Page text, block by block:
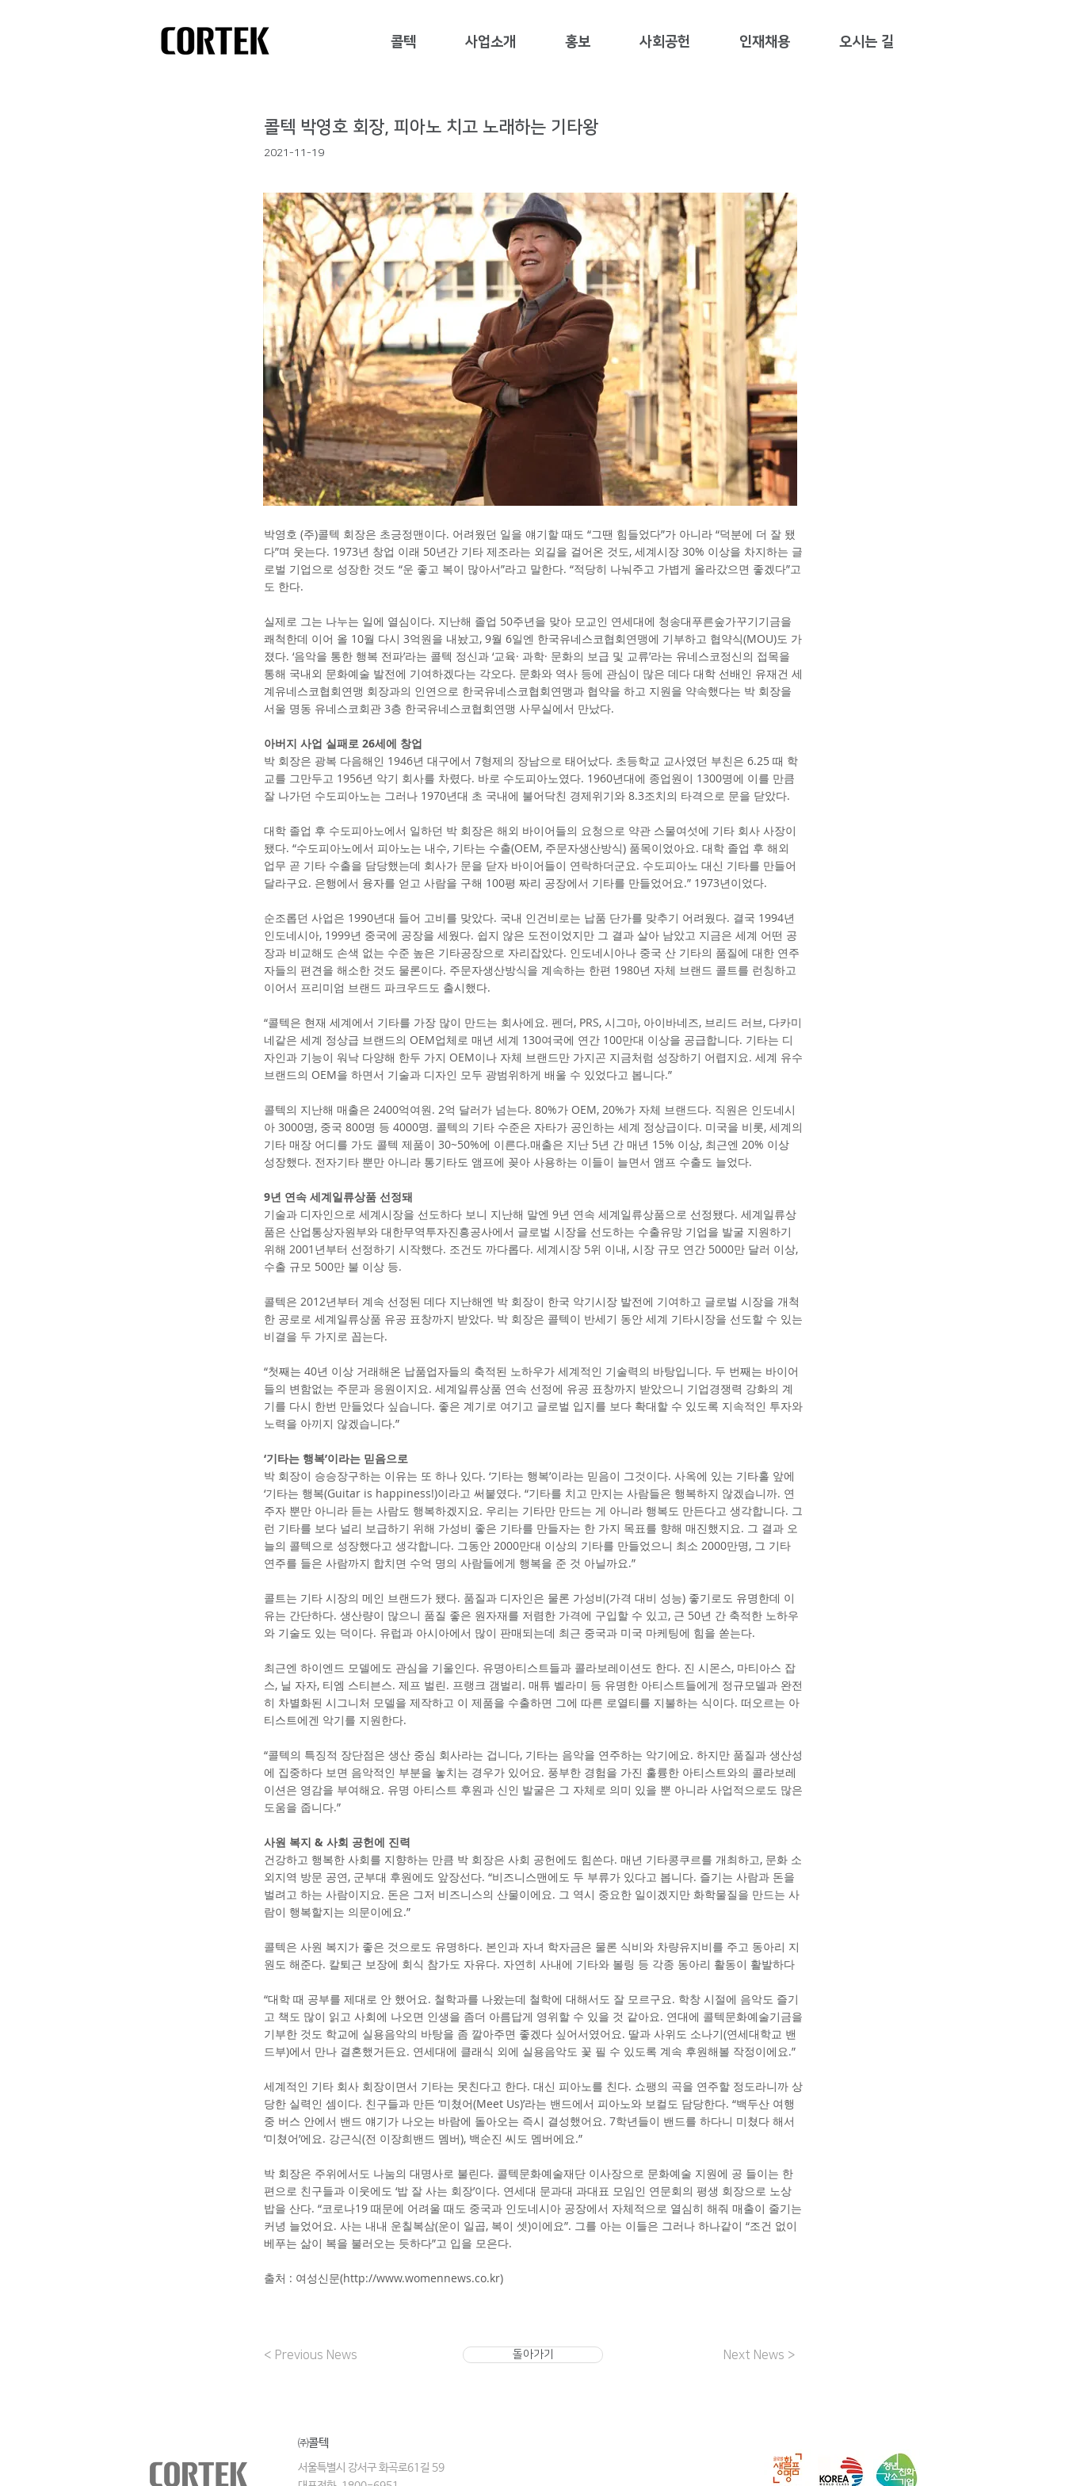
콜텍 사업소개 홍보 사회공헌 인재채용 오시는 길
콜텍 박영호 회장, 피아노 치고 노래하는 기타왕
2021-11-19
박영호 (주)콜텍 회장은 초긍정맨이다. 어려웠던 일을 얘기할 때도 “그땐 힘들었다”가 아니라 “덕분에 더 잘 됐
다”며 웃는다. 1973년 창업 이래 50년간 기타 제조라는 외길을 걸어온 것도, 세계시장 30% 이상을 차지하는 글
로벌 기업으로 성장한 것도 “운 좋고 복이 많아서”라고 말한다. “적당히 나눠주고 가볍게 올라갔으면 좋겠다”고
도 한다.
실제로 그는 나누는 일에 열심이다. 지난해 졸업 50주년을 맞아 모교인 연세대에 청송대푸른숲가꾸기기금을
쾌척한데 이어 올 10월 다시 3억원을 내놨고, 9월 6일엔 한국유네스코협회연맹에 기부하고 협약식(MOU)도 가
졌다. ‘음악을 통한 행복 전파’라는 콜텍 정신과 ‘교육· 과학· 문화의 보급 및 교류’라는 유네스코정신의 접목을
통해 국내외 문화예술 발전에 기여하겠다는 각오다. 문화와 역사 등에 관심이 많은 데다 대학 선배인 유재건 세
계유네스코협회연맹 회장과의 인연으로 한국유네스코협회연맹과 협약을 하고 지원을 약속했다는 박 회장을
서울 명동 유네스코회관 3층 한국유네스코협회연맹 사무실에서 만났다.
아버지 사업 실패로 26세에 창업
박 회장은 광복 다음해인 1946년 대구에서 7형제의 장남으로 태어났다. 초등학교 교사였던 부친은 6.25 때 학
교를 그만두고 1956년 악기 회사를 차렸다. 바로 수도피아노였다. 1960년대에 종업원이 1300명에 이를 만큼
잘 나가던 수도피아노는 그러나 1970년대 초 국내에 불어닥친 경제위기와 8.3조치의 타격으로 문을 닫았다.
대학 졸업 후 수도피아노에서 일하던 박 회장은 해외 바이어들의 요청으로 약관 스물여섯에 기타 회사 사장이
됐다. “수도피아노에서 피아노는 내수, 기타는 수출(OEM, 주문자생산방식) 품목이었아요. 대학 졸업 후 해외
업무 곧 기타 수출을 담당했는데 회사가 문을 닫자 바이어들이 연락하더군요. 수도피아노 대신 기타를 만들어
달라구요. 은행에서 융자를 얻고 사람을 구해 100평 짜리 공장에서 기타를 만들었어요.” 1973년이었다.
순조롭던 사업은 1990년대 들어 고비를 맞았다. 국내 인건비로는 납품 단가를 맞추기 어려웠다. 결국 1994년
인도네시아, 1999년 중국에 공장을 세웠다. 쉽지 않은 도전이었지만 그 결과 살아 남았고 지금은 세계 어떤 공
장과 비교해도 손색 없는 수준 높은 기타공장으로 자리잡았다. 인도네시아나 중국 산 기타의 품질에 대한 연주
자들의 편견을 해소한 것도 물론이다. 주문자생산방식을 계속하는 한편 1980년 자체 브랜드 콜트를 런칭하고
이어서 프리미엄 브랜드 파크우드도 출시했다.
“콜텍은 현재 세계에서 기타를 가장 많이 만드는 회사에요. 펜더, PRS, 시그마, 아이바네즈, 브리드 러브, 다카미
네같은 세계 정상급 브랜드의 OEM업체로 매년 세계 130여국에 연간 100만대 이상을 공급합니다. 기타는 디
자인과 기능이 워낙 다양해 한두 가지 OEM이나 자체 브랜드만 가지곤 지금처럼 성장하기 어렵지요. 세계 유수
브랜드의 OEM을 하면서 기술과 디자인 모두 광범위하게 배울 수 있었다고 봅니다.”
콜텍의 지난해 매출은 2400억여원. 2억 달러가 넘는다. 80%가 OEM, 20%가 자체 브랜드다. 직원은 인도네시
아 3000명, 중국 800명 등 4000명. 콜텍의 기타 수준은 자타가 공인하는 세계 정상급이다. 미국을 비롯, 세계의
기타 매장 어디를 가도 콜텍 제품이 30~50%에 이른다.매출은 지난 5년 간 매년 15% 이상, 최근엔 20% 이상
성장했다. 전자기타 뿐만 아니라 통기타도 앰프에 꽂아 사용하는 이들이 늘면서 앰프 수출도 늘었다.
9년 연속 세계일류상품 선정돼
기술과 디자인으로 세계시장을 선도하다 보니 지난해 말엔 9년 연속 세계일류상품으로 선정됐다. 세계일류상
품은 산업통상자원부와 대한무역투자진흥공사에서 글로벌 시장을 선도하는 수출유망 기업을 발굴 지원하기
위해 2001년부터 선정하기 시작했다. 조건도 까다롭다. 세계시장 5위 이내, 시장 규모 연간 5000만 달러 이상,
수출 규모 500만 불 이상 등.
콜텍은 2012년부터 계속 선정된 데다 지난해엔 박 회장이 한국 악기시장 발전에 기여하고 글로벌 시장을 개척
한 공로로 세계일류상품 유공 표창까지 받았다. 박 회장은 콜텍이 반세기 동안 세계 기타시장을 선도할 수 있는
비결을 두 가지로 꼽는다.
“첫째는 40년 이상 거래해온 납품업자들의 축적된 노하우가 세계적인 기술력의 바탕입니다. 두 번째는 바이어
들의 변함없는 주문과 응원이지요. 세계일류상품 연속 선정에 유공 표창까지 받았으니 기업경쟁력 강화의 계
기를 다시 한번 만들었다 싶습니다. 좋은 계기로 여기고 글로벌 입지를 보다 확대할 수 있도록 지속적인 투자와
노력을 아끼지 않겠습니다.”
‘기타는 행복’이라는 믿음으로
박 회장이 승승장구하는 이유는 또 하나 있다. ‘기타는 행복’이라는 믿음이 그것이다. 사옥에 있는 기타홀 앞에
‘기타는 행복(Guitar is happiness!)이라고 써붙였다. “기타를 치고 만지는 사람들은 행복하지 않겠습니까. 연
주자 뿐만 아니라 듣는 사람도 행복하겠지요. 우리는 기타만 만드는 게 아니라 행복도 만든다고 생각합니다. 그
런 기타를 보다 널리 보급하기 위해 가성비 좋은 기타를 만들자는 한 가지 목표를 향해 매진했지요. 그 결과 오
늘의 콜텍으로 성장했다고 생각합니다. 그동안 2000만대 이상의 기타를 만들었으니 최소 2000만명, 그 기타
연주를 들은 사람까지 합치면 수억 명의 사람들에게 행복을 준 것 아닐까요.”
콜트는 기타 시장의 메인 브랜드가 됐다. 품질과 디자인은 물론 가성비(가격 대비 성능) 좋기로도 유명한데 이
유는 간단하다. 생산량이 많으니 품질 좋은 원자재를 저렴한 가격에 구입할 수 있고, 근 50년 간 축적한 노하우
와 기술도 있는 덕이다. 유럽과 아시아에서 많이 판매되는데 최근 중국과 미국 마케팅에 힘을 쏟는다.
최근엔 하이엔드 모델에도 관심을 기울인다. 유명아티스트들과 콜라보레이션도 한다. 진 시몬스, 마티아스 잡
스, 닐 자자, 티엠 스티븐스. 제프 벌린. 프랭크 갬벌리. 매튜 벨라미 등 유명한 아티스트들에게 정규모델과 완전
히 차별화된 시그니처 모델을 제작하고 이 제품을 수출하면 그에 따른 로열티를 지불하는 식이다. 떠오르는 아
티스트에겐 악기를 지원한다.
“콜텍의 특징적 장단점은 생산 중심 회사라는 겁니다, 기타는 음악을 연주하는 악기에요. 하지만 품질과 생산성
에 집중하다 보면 음악적인 부분을 놓치는 경우가 있어요. 풍부한 경험을 가진 훌륭한 아티스트와의 콜라보레
이션은 영감을 부여해요. 유명 아티스트 후원과 신인 발굴은 그 자체로 의미 있을 뿐 아니라 사업적으로도 많은
도움을 줍니다.”
사원 복지 & 사회 공헌에 진력
건강하고 행복한 사회를 지향하는 만큼 박 회장은 사회 공헌에도 힘쓴다. 매년 기타콩쿠르를 개최하고, 문화 소
외지역 방문 공연, 군부대 후원에도 앞장선다. “비즈니스맨에도 두 부류가 있다고 봅니다. 즐기는 사람과 돈을
벌려고 하는 사람이지요. 돈은 그저 비즈니스의 산물이에요. 그 역시 중요한 일이겠지만 화학물질을 만드는 사
람이 행복할지는 의문이에요.”
콜텍은 사원 복지가 좋은 것으로도 유명하다. 본인과 자녀 학자금은 물론 식비와 차량유지비를 주고 동아리 지
원도 해준다. 칼퇴근 보장에 회식 참가도 자유다. 자연히 사내에 기타와 볼링 등 각종 동아리 활동이 활발하다
“대학 때 공부를 제대로 안 했어요. 철학과를 나왔는데 철학에 대해서도 잘 모르구요. 학창 시절에 음악도 즐기
고 책도 많이 읽고 사회에 나오면 인생을 좀더 아름답게 영위할 수 있을 것 같아요. 연대에 콜텍문화예술기금을
기부한 것도 학교에 실용음악의 바탕을 좀 깔아주면 좋겠다 싶어서였어요. 딸과 사위도 소나기(연세대학교 밴
드부)에서 만나 결혼했거든요. 연세대에 클래식 외에 실용음악도 꽃 필 수 있도록 계속 후원해볼 작정이에요.”
세계적인 기타 회사 회장이면서 기타는 못친다고 한다. 대신 피아노를 친다. 쇼팽의 곡을 연주할 정도라니까 상
당한 실력인 셈이다. 친구들과 만든 ‘미쳤어(Meet Us)’라는 밴드에서 피아노와 보컬도 담당한다. “백두산 여행
중 버스 안에서 밴드 얘기가 나오는 바람에 돌아오는 즉시 결성했어요. 7학년들이 밴드를 하다니 미쳤다 해서
‘미쳤어’에요. 강근식(전 이장희밴드 멤버), 백순진 씨도 멤버에요.”
박 회장은 주위에서도 나눔의 대명사로 불린다. 콜텍문화예술재단 이사장으로 문화예술 지원에 공 들이는 한
편으로 친구들과 이웃에도 ‘밥 잘 사는 회장’이다. 연세대 문과대 과대표 모임인 연문회의 평생 회장으로 노상
밥을 산다. “코로나19 때문에 어려울 때도 중국과 인도네시아 공장에서 자체적으로 열심히 해줘 매출이 줄기는
커녕 늘었어요. 사는 내내 운칠복삼(운이 일곱, 복이 셋)이에요”. 그를 아는 이들은 그러나 하나같이 “조건 없이
베푸는 삶이 복을 불러오는 듯하다”고 입을 모은다.
출처 : 여성신문(http://www.womennews.co.kr)
< Previous News 돌아가기 Next News >
​㈜콜텍
서울특별시 강서구 화곡로61길 59